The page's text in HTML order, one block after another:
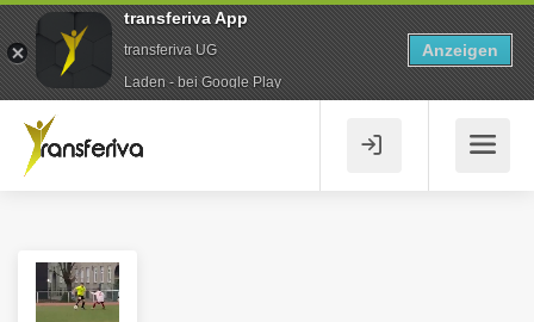
transferiva App
transferiva UG
Laden - bei Google Play
Anzeigen